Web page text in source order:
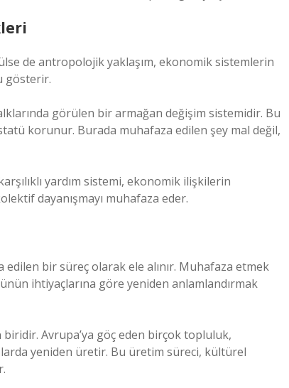
de antropolojik yaklaşım, ekonomik sistemlerin
gösterir.
görülen bir armağan değişim sistemidir. Bu
korunur. Burada muhafaza edilen şey mal değil,
yardım sistemi, ekonomik ilişkilerin
dayanışmayı muhafaza eder.
bir süreç olarak ele alınır. Muhafaza etmek
ihtiyaçlarına göre yeniden anlamlandırmak
Avrupa’ya göç eden birçok topluluk,
yeniden üretir. Bu üretim süreci, kültürel